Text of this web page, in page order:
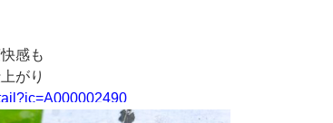
感も
がり